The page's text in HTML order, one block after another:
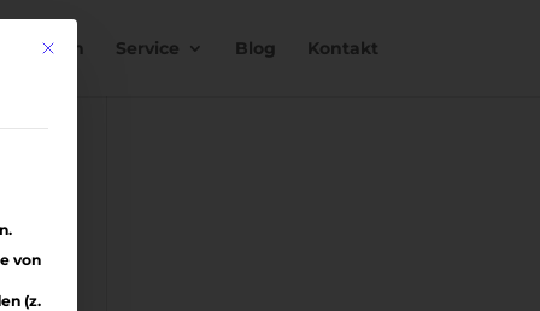
Service Blog Kontakt
Mit diesem Button wird der Dialog geschlossen. Seine
von
(z.